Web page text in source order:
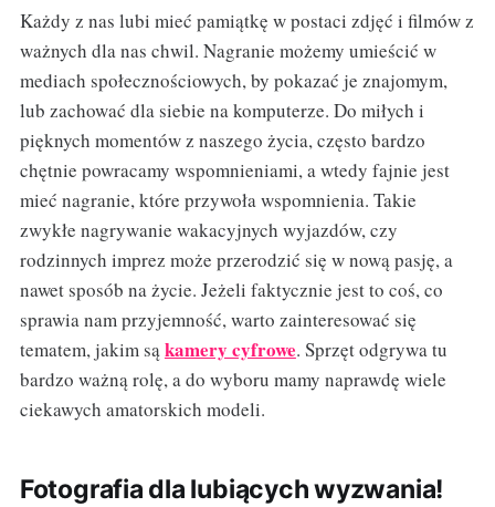
Każdy z nas lubi mieć pamiątkę w postaci zdjęć i filmów z
ważnych dla nas chwil. Nagranie możemy umieścić w
mediach społecznościowych, by pokazać je znajomym,
lub zachować dla siebie na komputerze. Do miłych i
pięknych momentów z naszego życia, często bardzo
chętnie powracamy wspomnieniami, a wtedy fajnie jest
mieć nagranie, które przywoła wspomnienia. Takie
zwykłe nagrywanie wakacyjnych wyjazdów, czy
rodzinnych imprez może przerodzić się w nową pasję, a
nawet sposób na życie. Jeżeli faktycznie jest to coś, co
sprawia nam przyjemność, warto zainteresować się
tematem, jakim sąkamery cyfrowe. Sprzęt odgrywa tu
bardzo ważną rolę, a do wyboru mamy naprawdę wiele
ciekawych amatorskich modeli.
Fotografia dla lubiących wyzwania!